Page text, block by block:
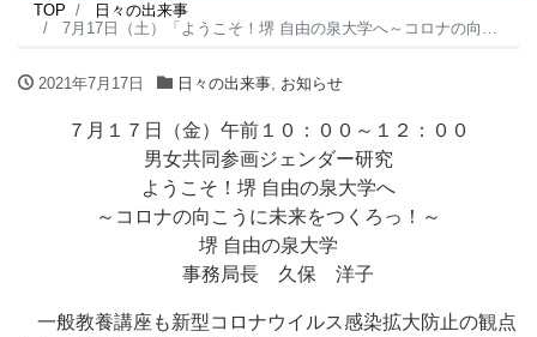
TOP
日々の出来事
7月17日（土）「ようこそ！堺 自由の泉大学へ～コロナの向こうに未来をつくろっ！～」開催
2021年7月17日 日々の出来事, お知らせ
７月１７日（金）午前１０：００～１２：００
男女共同参画ジェンダー研究
ようこそ！堺 自由の泉大学へ
～コロナの向こうに未来をつくろっ！～
堺 自由の泉大学
事務局長 久保 洋子
一般教養講座も新型コロナウイルス感染拡大防止の観点